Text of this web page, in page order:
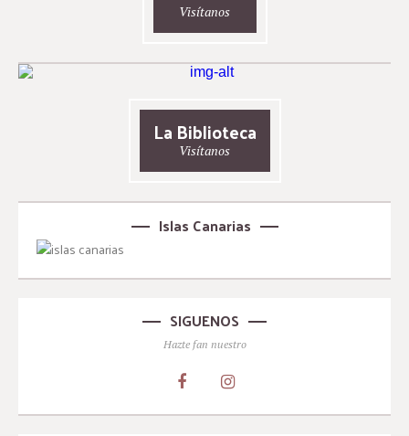
Visítanos
La Biblioteca
Visítanos
Islas Canarias
SIGUENOS
Hazte fan nuestro